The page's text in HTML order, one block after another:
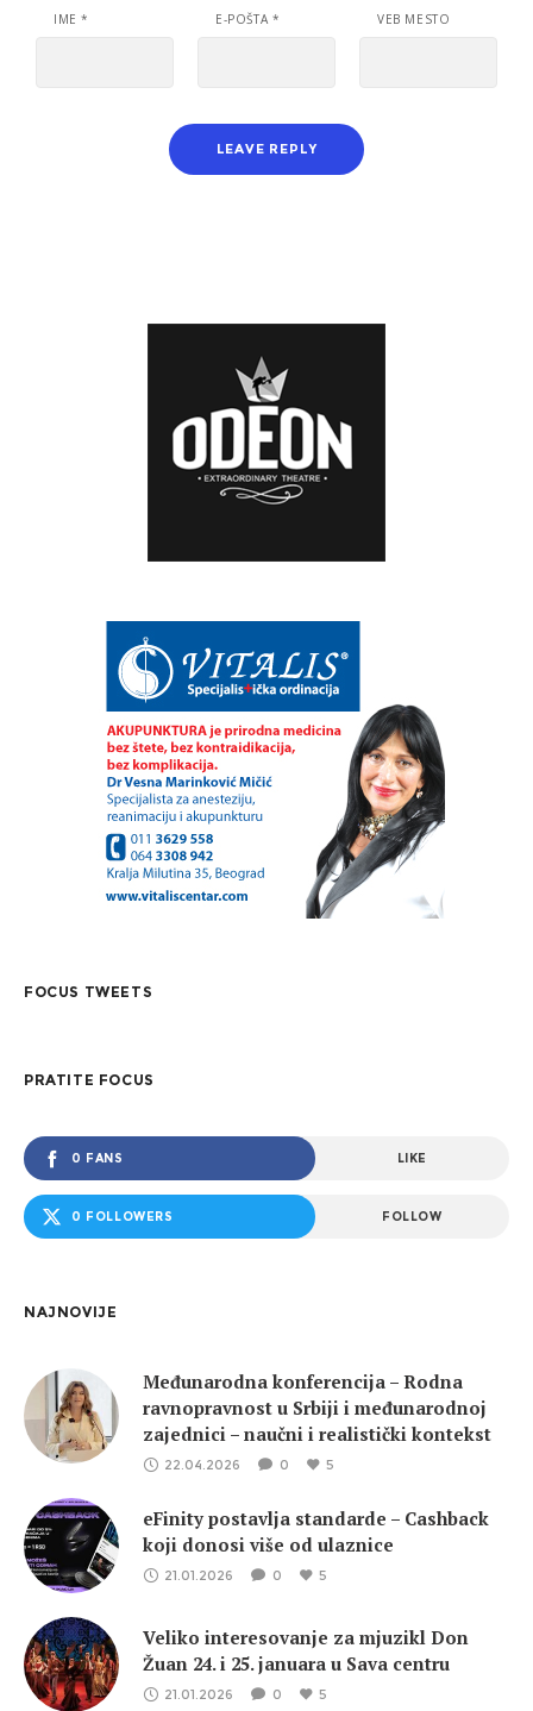
IME* E-POŠTA * VEB MESTO
FOCUS TWEETS
PRATITE FOCUS
0 FANS LIKE
0 FOLLOWERS FOLLOW
NAJNOVIJE
Međunarodna konferencija – Rodna
ravnopravnost u Srbiji i međunarodnoj
zajednici – naučni i realistički kontekst
22.04.2026 0 5
eFinity postavlja standarde – Cashback
koji donosi više od ulaznice
21.01.2026 0 5
Veliko interesovanje za mjuzikl Don
Žuan 24. i 25. januara u Sava centru
21.01.2026 0 5